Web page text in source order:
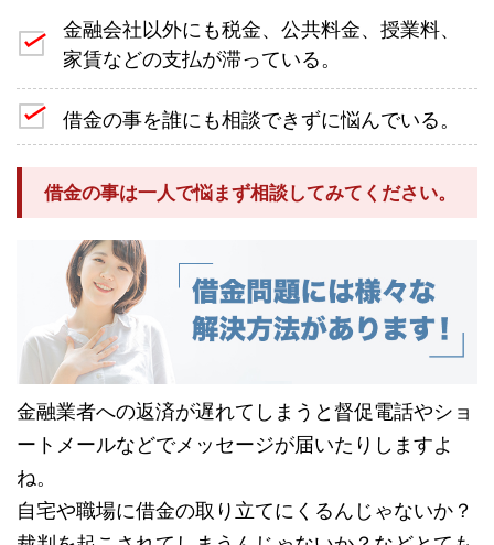
金融会社以外にも税金、公共料金、授業料、
家賃などの支払が滞っている。
借金の事を誰にも相談できずに悩んでいる。
借金の事は一人で悩まず相談してみてください。
金融業者への返済が遅れてしまうと督促電話やショ
ートメールなどでメッセージが届いたりしますよ
ね。
自宅や職場に借金の取り立てにくるんじゃないか？